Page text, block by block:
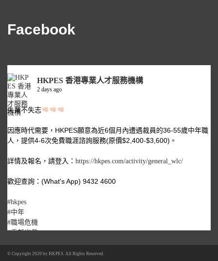
Facebook
HKPES 香港專業人才服務機構
2 days ago
失業不失志
因應時代需要，HKPES願意為近6個月內遭遇裁員的36-55歲中年職
人，提供4-6次免費職涯諮詢服務(原價$2,400-$3,600)。
詳情及報名，請登入： https://hkpes.com/activity/general_wlc/
歡迎查詢：(What's App) 9432 4600
#hkpes
#中年
#職場危機
#重新出發
© Copyright 2020 by HKPES. All Rights Reserved.